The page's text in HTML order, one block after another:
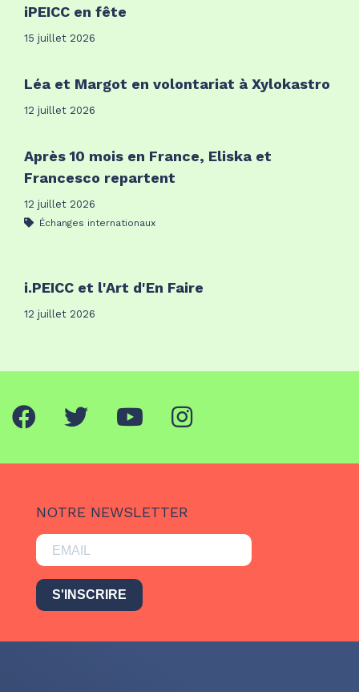
iPEICC en fête
15 juillet 2026
Léa et Margot en volontariat à Xylokastro
12 juillet 2026
Après 10 mois en France, Eliska et
Francesco repartent
12 juillet 2026
Échanges internationaux
i.PEICC et l'Art d'En Faire
12 juillet 2026
NOTRE NEWSLETTER
S'INSCRIRE